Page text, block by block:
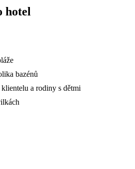
hotel
bazénů
a rodiny s dětmi